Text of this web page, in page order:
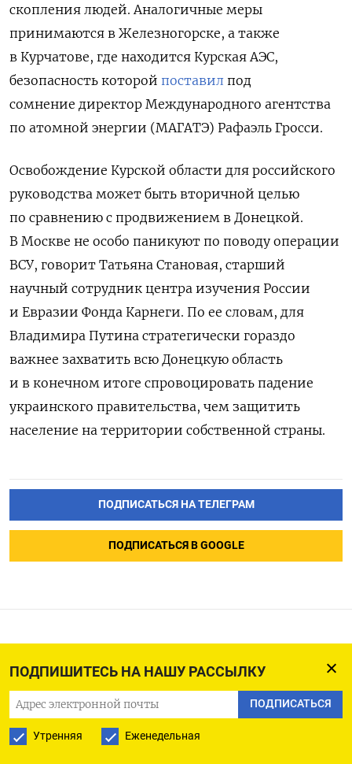
ПОДПИШИТЕСЬ НА НАШУ РАССЫЛКУ
ПОДПИСАТЬСЯ
Утренняя Еженедельная
скопления людей. Аналогичные меры
принимаются в Железногорске, а также
в Курчатове, где находится Курская АЭС,
безопасность которой поставил под
сомнение директор Международного агентства
по атомной энергии (МАГАТЭ) Рафаэль Гросси.
Освобождение Курской области для российского
руководства может быть вторичной целью
по сравнению с продвижением в Донецкой.
В Москве не особо паникуют по поводу операции
ВСУ, говорит Татьяна Становая, старший
научный сотрудник центра изучения России
и Евразии Фонда Карнеги. По ее словам, для
Владимира Путина стратегически гораздо
важнее захватить всю Донецкую область
и в конечном итоге спровоцировать падение
украинского правительства, чем защитить
население на территории собственной страны.
ПОДПИСАТЬСЯ НА ТЕЛЕГРАМ
ПОДПИСАТЬСЯ В GOOGLE
Криптовалюты не помогут
России наладить расчеты
с Китаем
24.08.2024